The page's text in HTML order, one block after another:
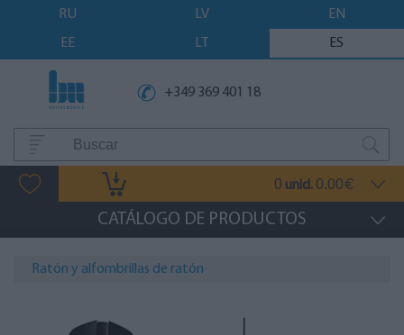
RU LV
EN
EE
LT ES
+349 369 401 18
0 unid. 0.00€
CATÁLOGO DE PRODUCTOS
Ratón y alfombrillas de ratón